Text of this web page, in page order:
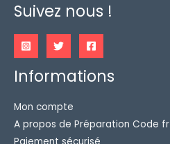
Suivez nous !
Informations
Mon compte
A propos de Préparation Code fr